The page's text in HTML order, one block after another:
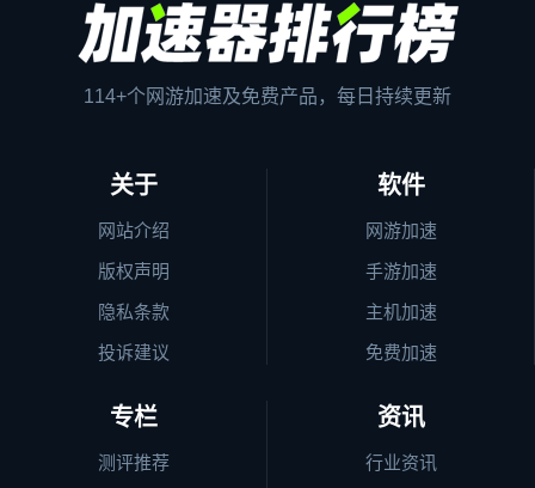
114+个网游加速及免费产品，每日持续更新
关于
网站介绍
版权声明
隐私条款
投诉建议
软件
网游加速
手游加速
主机加速
免费加速
专栏
测评推荐
资讯
行业资讯